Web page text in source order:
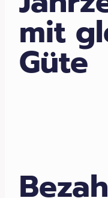
mit
Güte